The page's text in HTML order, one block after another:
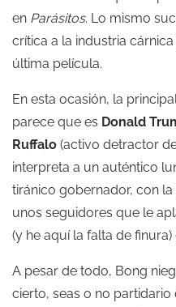
en Parásitos. Lo mismo
crítica a la industria
última película.
En esta ocasión, la
parece que es Donald
Ruffalo (activo detractor
interpreta a un auténtico
tiránico gobernador, con
unos seguidores que le
(y he aquí la falta de
A pesar de todo, Bong
cierto, seas o no partidario